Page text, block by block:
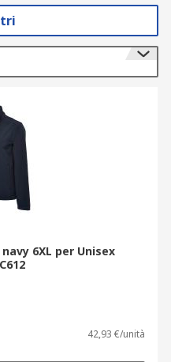
dagli elementi. Le
negli
di dispositivi di
di giacche da
materiali, e
trapuntati,
L'ambiente e
utilizzati gli
generici sono usati
condizioni
I tipi di giacche
a conchiglia
6XL per Unisex
42,93 €/unità